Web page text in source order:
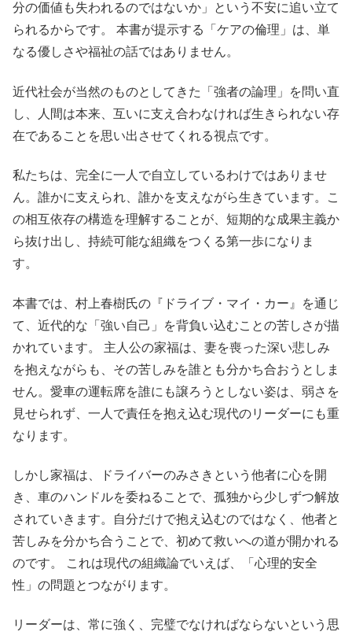
分の価値も失われるのではないか」という不安に追い立て
られるからです。 本書が提示する「ケアの倫理」は、単
なる優しさや福祉の話ではありません。
近代社会が当然のものとしてきた「強者の論理」を問い直
し、人間は本来、互いに支え合わなければ生きられない存
在であることを思い出させてくれる視点です。
私たちは、完全に一人で自立しているわけではありませ
ん。誰かに支えられ、誰かを支えながら生きています。こ
の相互依存の構造を理解することが、短期的な成果主義か
ら抜け出し、持続可能な組織をつくる第一歩になりま
す。
本書では、村上春樹氏の『ドライブ・マイ・カー』を通じ
て、近代的な「強い自己」を背負い込むことの苦しさが描
かれています。 主人公の家福は、妻を喪った深い悲しみ
を抱えながらも、その苦しみを誰とも分かち合おうとしま
せん。愛車の運転席を誰にも譲ろうとしない姿は、弱さを
見せられず、一人で責任を抱え込む現代のリーダーにも重
なります。
しかし家福は、ドライバーのみさきという他者に心を開
き、車のハンドルを委ねることで、孤独から少しずつ解放
されていきます。自分だけで抱え込むのではなく、他者と
苦しみを分かち合うことで、初めて救いへの道が開かれる
のです。 これは現代の組織論でいえば、「心理的安全
性」の問題とつながります。
リーダーは、常に強く、完璧でなければならないという思